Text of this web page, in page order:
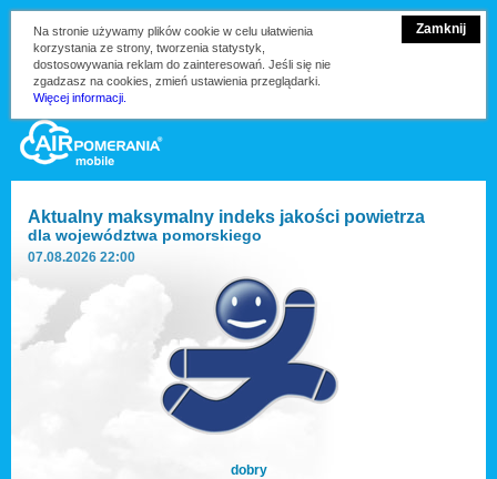
Zamknij
Na stronie używamy plików cookie w celu ułatwienia
korzystania ze strony, tworzenia statystyk,
dostosowywania reklam do zainteresowań. Jeśli się nie
zgadzasz na cookies, zmień ustawienia przeglądarki.
Więcej informacji.
Aktualny maksymalny indeks jakości powietrza
dla województwa pomorskiego
07.08.2026 22:00
dobry